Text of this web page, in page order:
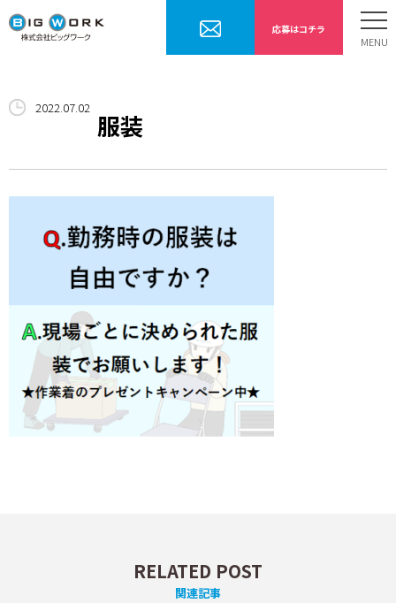
お問合せ
応募はコチラ
2022.07.02
服装
RELATED POST
関連記事